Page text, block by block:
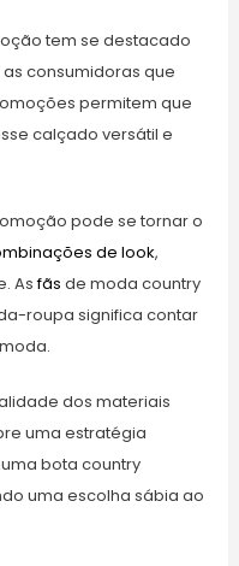
tem se destacado
consumidoras que
permitem que
calçado versátil e
pode se tornar o
de look,
Asfãs de moda country
roupa significa contar
dos materiais
uma estratégia
bota country
uma escolha sábia ao